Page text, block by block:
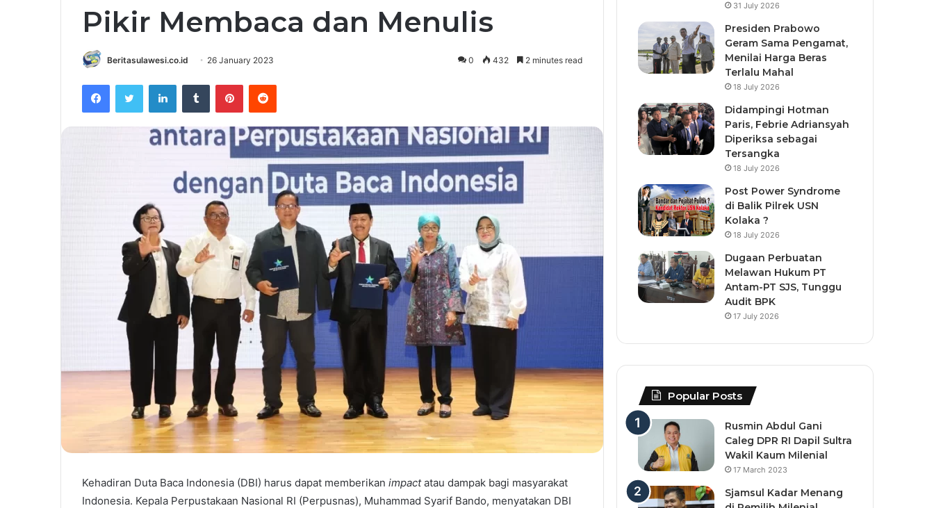
Pikir Membaca dan Menulis
Beritasulawesi.co.id 26 January 2023 0 432 2 minutes read
Kehadiran Duta Baca Indonesia (DBI) harus dapat memberikan impactatau dampak bagi masyarakat
Indonesia. Kepala Perpustakaan Nasional RI (Perpusnas), Muhammad Syarif Bando, menyatakan DBI
31 July 2026
Presiden Prabowo
Geram Sama Pengamat,
Menilai Harga Beras
Terlalu Mahal
18 July 2026
Didampingi Hotman
Paris, Febrie Adriansyah
Diperiksa sebagai
Tersangka
18 July 2026
Post Power Syndrome
di Balik Pilrek USN
Kolaka ?
18 July 2026
Dugaan Perbuatan
Melawan Hukum PT
Antam-PT SJS, Tunggu
Audit BPK
17 July 2026
Popular Posts
Rusmin Abdul Gani
Caleg DPR RI Dapil Sultra
Wakil Kaum Milenial
17 March 2023
Sjamsul Kadar Menang